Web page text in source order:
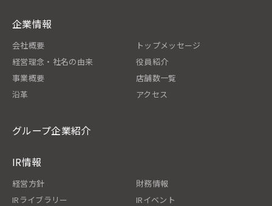
企業情報
会社概要
トップメッセージ
経営理念・社名の由来
役員紹介
事業概要
店舗数一覧
沿革
アクセス
グループ企業紹介
IR情報
経営方針
財務情報
IRライブラリー
IRイベント